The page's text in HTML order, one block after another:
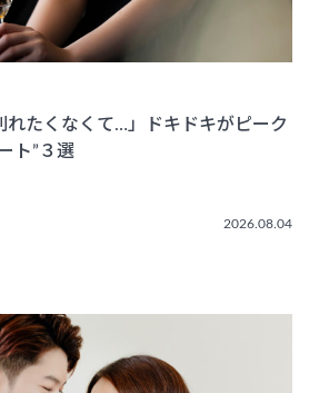
れたくなくて…」ドキドキがピーク
ト”３選
2026.08.04